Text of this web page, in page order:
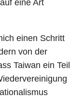
eine Art
einen Schritt
von der
Taiwan ein Teil